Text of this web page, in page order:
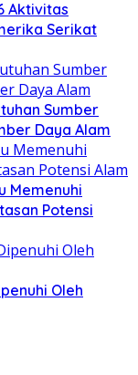
Aktivitas
Serikat
Sumber
Daya Alam
Memenuhi
Potensi
Oleh